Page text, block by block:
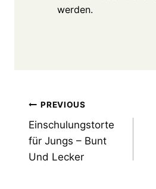
werden.
Post
navigation
PREVIOUS
Einschulungstorte
für Jungs – Bunt
Und Lecker